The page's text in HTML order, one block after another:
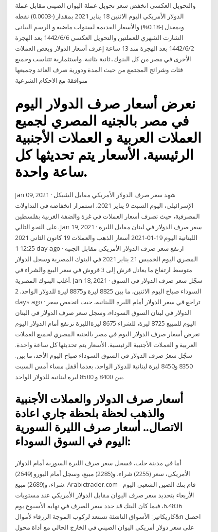
والتحويل العكسي انخفض سعر تحويل عملة اليوان الصينى مقابل عملة
الدولار الأمريكي اليوم الاثنين 18 يناير 2021 بمقدار (-0.0003) نقطه
وبمعدل (-0.18%) والأسعار القديمة لسنوات ماضية و الرسم البيانى
الشارت الشهري للعملتين والتحويل العكسي 6‏‏/6‏‏/1442 بعد الهجرة
2‏‏/6‏‏/1442 بعد الهجرة منذ 13 ساعة إعرف أسعار الدولار وبعض العملات
اﻷخرى في مصر من كل البنوك..ثانية بثانية. واستثمارية تتناسب وجميع
فئات وشرائح المجتمع من حيث المدة ودورية صرف العائد وجميعها
متوافقة مع الاحكام الشرعية
نعرض أسعار صرف الدولار اليوم
في مصر بالجنيه المصري لجميع
العملات العربية و العملات الأجنبية
الرئيسية. الأسعار يتم تحديثها كل
ساعة واحدة.
Jan 09, 2021 · شهد سعر صرف الدولار الأمريكي مقابل الشيكل
الإسرائيلي، اليوم السبت 9 يناير 2021، استمرار انخفاضه في التداولات
المصرفية، حيث تصرف أسعار العملات في غزة والضفة الغربية بفلسطين
على النحو التالي. Jan 19, 2021 · سعر صرف الدولار في لبنان مقابل الليرة
اللبنانية اليوم 19-01-2021 أسعار الذهب والعملات 19 كانون الثاني 2021
12:25 1 day ago · ارتفع سعر صرف الدولار الأمريكي مقابل الجنيه
المصري اليوم الخميس 21 يناير 2021 في البنوك المصرية وسجل الدولار
متوسط ارتفاع ما يعادل قرش إلى 3 قروش في سعر البيع والشراء في
أغلب البنوك المصرية. Jan 18, 2021 · سجّل سعر صرف الدولار في السوق
السوداء صباح اليوم الاثنين، ما بين 8825 ليرة و8875 ليرة للدولار الواحد. 2
days ago · تراجع في سعر الدولار أمام الليرة اللبنانية، حيث انخفض سعر
الدولار في لبنان السوق السوداء، وسجل سعر صرف الدولار في البنان
اليوم للمبيع 8725 ليرة، للشراء 8675 ليرةالليرة ترتفع أمام الدولار اليوم
نعرض أسعار صرف الدولار اليوم في مصر بالجنيه المصري لجميع العملات
العربية و العملات الأجنبية الرئيسية. الأسعار يتم تحديثها كل ساعة واحدة.
سجّل سعرُ صرف الدولار في السوق السوداء صباح اليوم الأحد، ما بين.
8350 و8450 ليرة لبنانية للدولار الواحد. بعدما أقفل مساء أمس السبت
بين 8400 و 8500 ليرة لبنانية للدولار الواحد.
أسعار صرف الدولار والعملات الأجنبية
والذهب لحظة بلحظة جاري اعادة
الاتصال.. أسعار صرف الليرة السورية
اليوم في السوق السوداء:
أما في مدينة حلب، فسجل سعر صرف الليرة السورية أمام الدولار
الأمريكي، سعر (2255) شراء، و(2285) مبيع، وسجل أمام اليورو (2649)
شراء، و(2689) مبيع. Arabictrader.com - قام بنك الصين الشعبي اليوم
الأربعاء بتحديد سعر صرف اليوان مقابل الدولار الأمريكي عند مستويات
6.4836، فيما كان البنك قد حدد سعر الصرف في نهاية الأسبوع يوم
كاريكاتير: الأسواق الناشئة تستعد لركوب الموجة الزرقاء لأموال&n احصل
على سعر دولار أمريكي اليوان الصيني في الخارج الحالي مع أداة محول